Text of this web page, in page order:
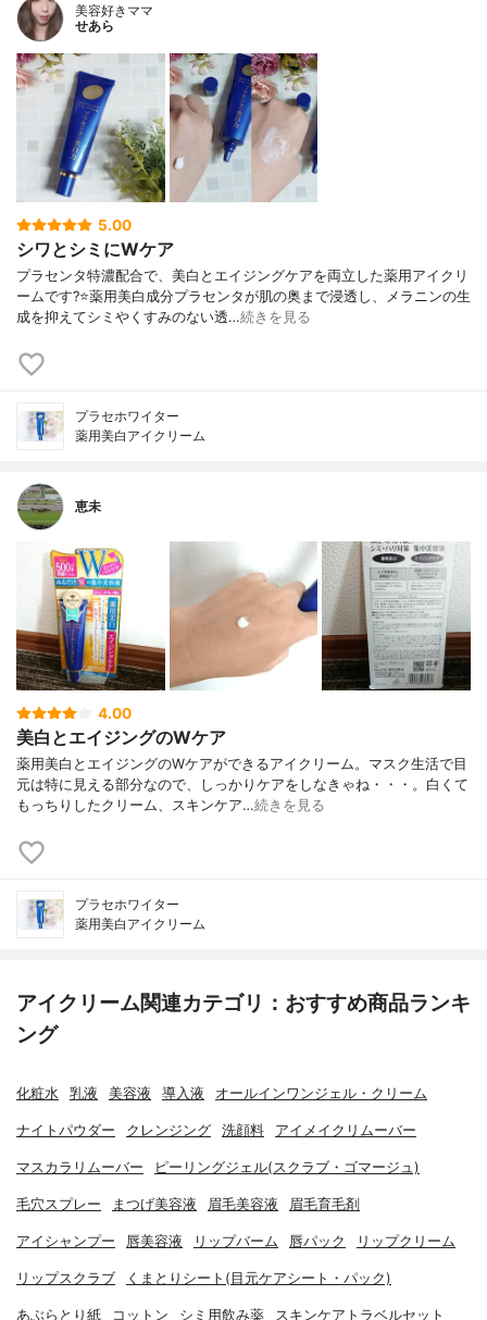
美容好きママ
せあら
5.00
シワとシミにWケア
プラセンタ特濃配合で、美白とエイジングケアを両立した薬用アイクリ
ームです?⭐薬用美白成分プラセンタが肌の奥まで浸透し、メラニンの生
成を抑えてシミやくすみのない透…続きを見る
プラセホワイター
薬用美白アイクリーム
恵未
4.00
美白とエイジングのWケア
薬用美白とエイジングのWケアができるアイクリーム。マスク生活で目
元は特に見える部分なので、しっかりケアをしなきゃね・・・。白くて
もっちりしたクリーム、スキンケア…続きを見る
プラセホワイター
薬用美白アイクリーム
アイクリーム関連カテゴリ：おすすめ商品ランキ
ング
化粧水 乳液 美容液 導入液 オールインワンジェル・クリーム
ナイトパウダー クレンジング 洗顔料 アイメイクリムーバー
マスカラリムーバー ピーリングジェル(スクラブ・ゴマージュ)
毛穴スプレー まつげ美容液 眉毛美容液 眉毛育毛剤
アイシャンプー 唇美容液 リップバーム 唇パック リップクリーム
リップスクラブ くまとりシート(目元ケアシート・パック)
あぶらとり紙 コットン シミ用飲み薬 スキンケアトラベルセット